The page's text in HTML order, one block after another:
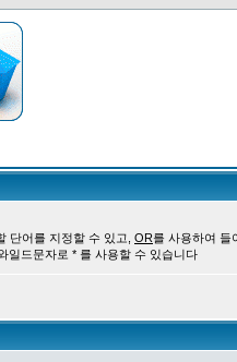
단어를 지정할 수 있고, OR를 사용하여 들
일드문자로 * 를 사용할 수 있습니다